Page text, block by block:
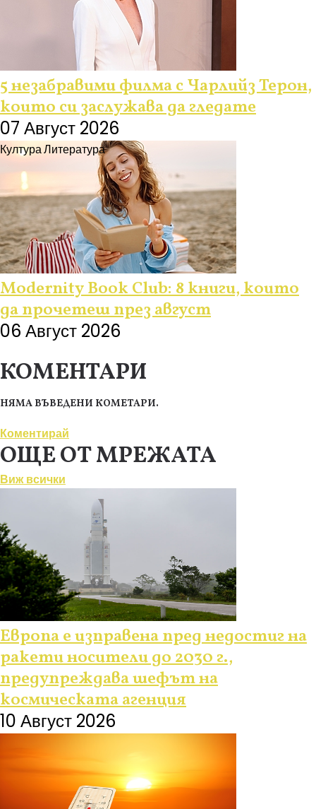
5 незабравими филма с Чарлийз Терон,
които си заслужава да гледате
07 Август 2026
КултураЛитература
Modernity Book Club: 8 книги, които
да прочетеш през август
06 Август 2026
КОМЕНТАРИ
НЯМА ВЪВЕДЕНИ КОМЕТАРИ.
Коментирай
ОЩЕ ОТ МРЕЖАТА
Виж всички
Европа е изправена пред недостиг на
ракети носители до 2030 г.,
предупреждава шефът на
космическата агенция
10 Август 2026